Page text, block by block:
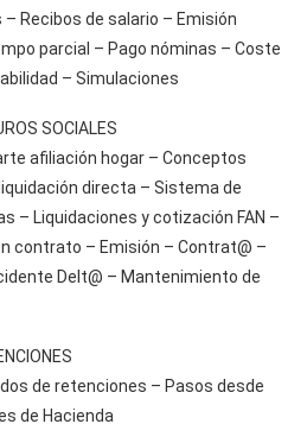
– Recibos de salario – Emisión
parcial – Pago nóminas – Coste
– Simulaciones
SOCIALES
afiliación hogar – Conceptos
directa – Sistema de
– Liquidaciones y cotización FAN –
contrato – Emisión – Contrat@ –
Delt@ – Mantenimiento de
de retenciones – Pasos desde
de Hacienda